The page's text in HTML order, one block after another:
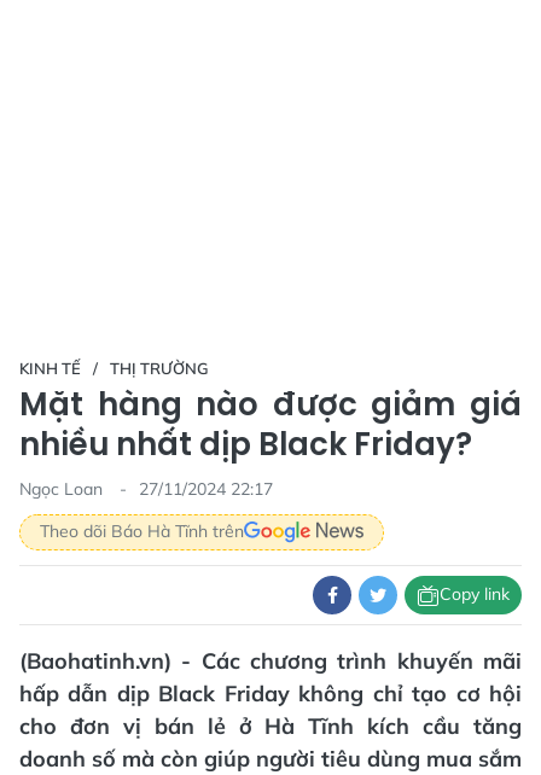
KINH TẾ THỊ TRƯỜNG
Mặt hàng nào được giảm giá
nhiều nhất dịp Black Friday?
Ngọc Loan
27/11/2024 22:17
Theo dõi Báo Hà Tĩnh trên
Copy link
(Baohatinh.vn) - Các chương trình khuyến mãi
hấp dẫn dịp Black Friday không chỉ tạo cơ hội
cho đơn vị bán lẻ ở Hà Tĩnh kích cầu tăng
doanh số mà còn giúp người tiêu dùng mua sắm